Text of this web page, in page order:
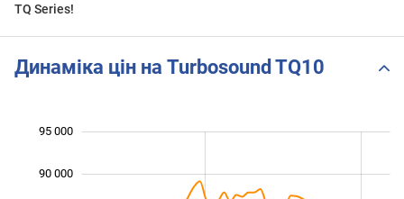
TQ Series!
Динаміка цін на Turbosound TQ10
90 000
95 000